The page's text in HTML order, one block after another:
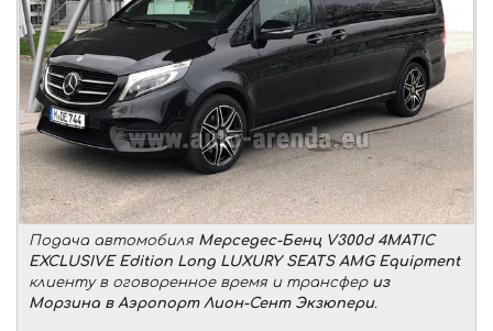
Подача автомобиля Мерседес-Бенц V300d 4MATIC
EXCLUSIVE Edition Long LUXURY SEATS AMG Equipment
клиенту в оговоренное время и трансфер из
Морзина в Аэропорт Лион-Сент Экзюпери.